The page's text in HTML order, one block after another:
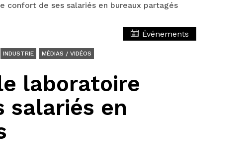
confort de ses salariés en bureaux partagés
Événements
INDUSTRIE MÉDIAS / VIDÉOS
laboratoire
salariés en